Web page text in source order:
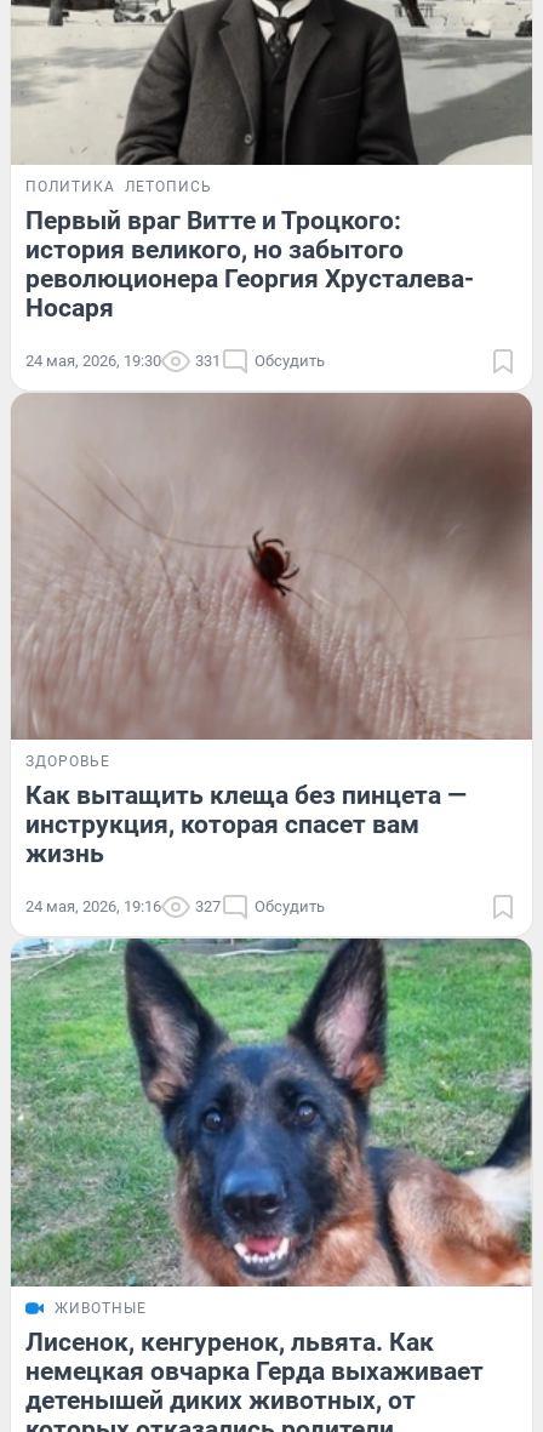
ПОЛИТИКА ЛЕТОПИСЬ
Первый враг Витте и Троцкого:
история великого, но забытого
революционера Георгия Хрусталева-
Носаря
24 мая, 2026, 19:30 331 Обсудить
ЗДОРОВЬЕ
Как вытащить клеща без пинцета —
инструкция, которая спасет вам
жизнь
24 мая, 2026, 19:16 327 Обсудить
ЖИВОТНЫЕ
Лисенок, кенгуренок, львята. Как
немецкая овчарка Герда выхаживает
детенышей диких животных, от